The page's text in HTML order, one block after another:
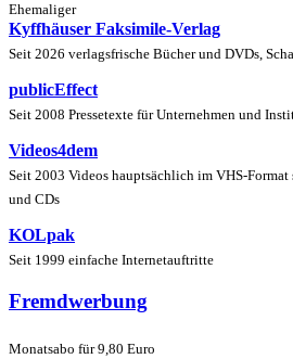
Ehemaliger
Kyffhäuser Faksimile-Verlag
Seit 2026 verlagsfrische Bücher und DVDs,
publicEffect
Seit 2008 Pressetexte für Unternehmen und
Videos4dem
Seit 2003 Videos hauptsächlich im VHS-
und CDs
KOLpak
Seit 1999 einfache Internetauftritte
Fremdwerbung
Monatsabo für 9,80 Euro